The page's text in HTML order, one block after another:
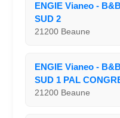
ENGIE Vianeo -
SUD 2
21200 Beaune
ENGIE Vianeo -
SUD 1 PAL
21200 Beaune